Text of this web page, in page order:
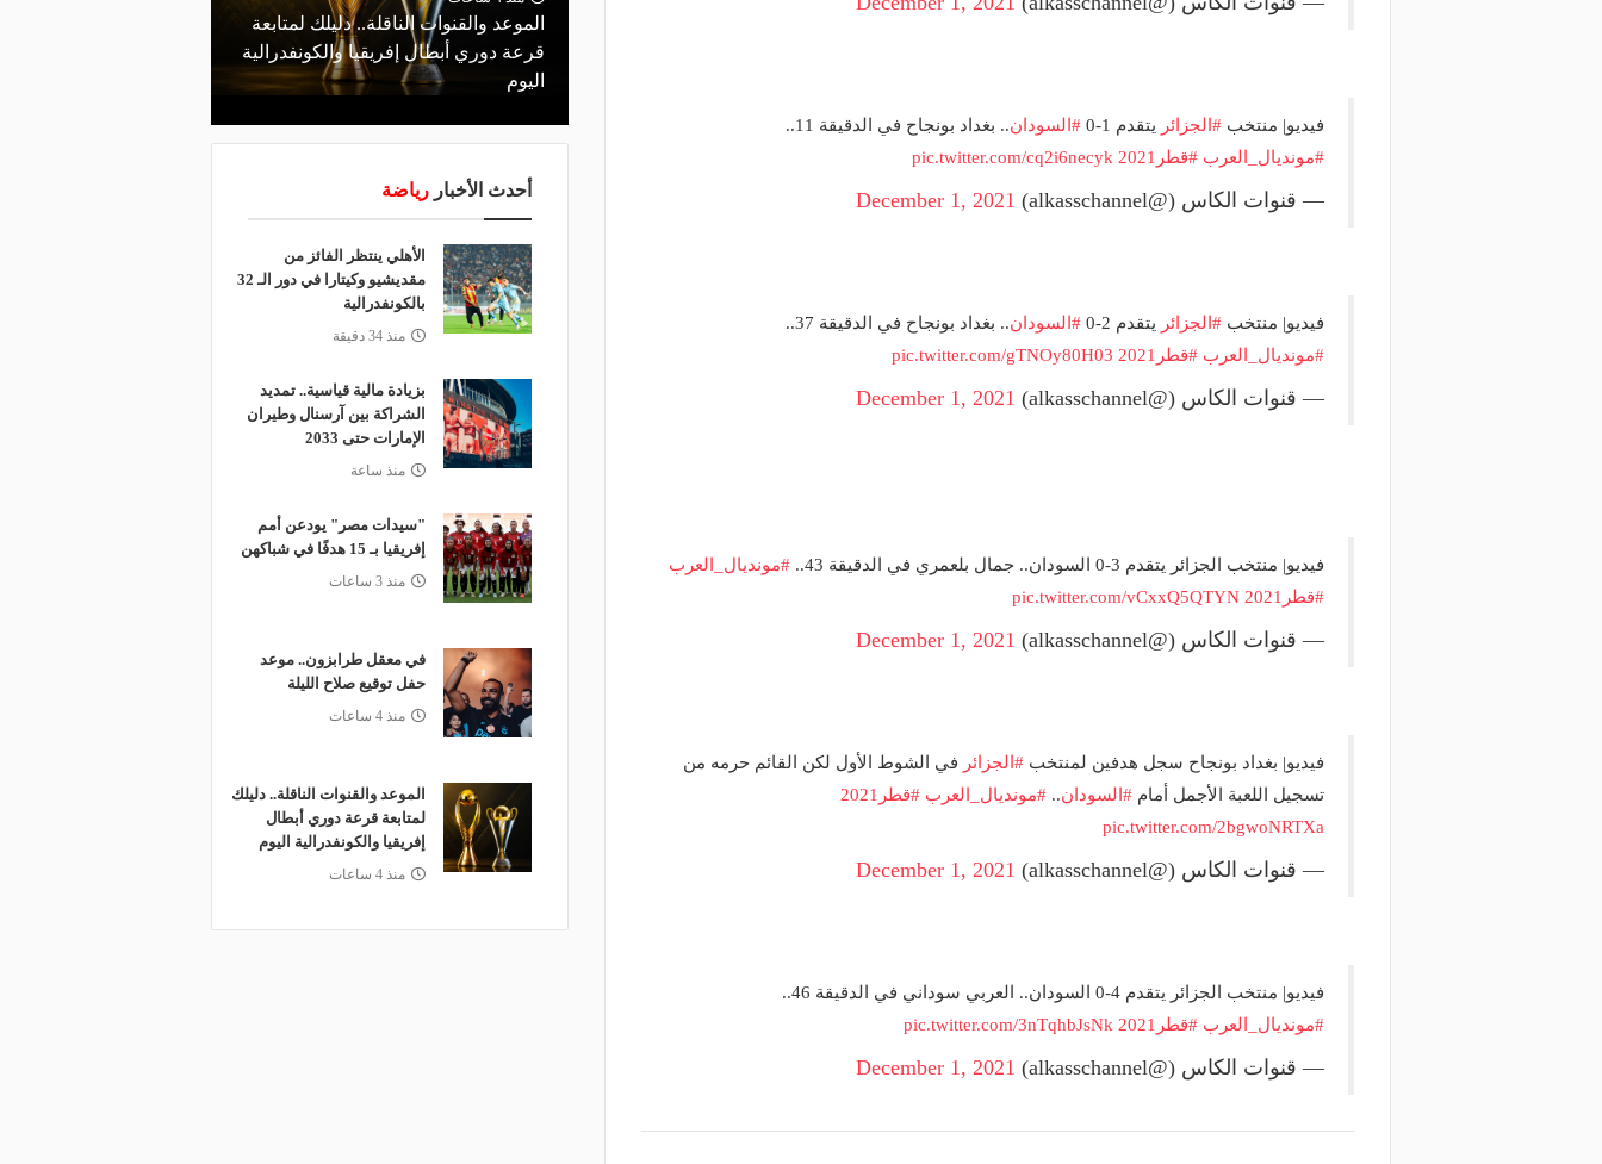
فيديو| منتخب #الجزائر يتقدم 1-0 #السودان.. بغداد بونجاح في الدقيقة 11..
#مونديال_العرب #قطر2021 pic.twitter.com/cq2i6necyk
— قنوات الكاس (@alkasschannel) December 1, 2021
فيديو| منتخب #الجزائر يتقدم 2-0 #السودان.. بغداد بونجاح في الدقيقة 37..
#مونديال_العرب #قطر2021 pic.twitter.com/gTNOy80H03
— قنوات الكاس (@alkasschannel) December 1, 2021
فيديو| منتخب الجزائر يتقدم 3-0 السودان.. جمال بلعمري في الدقيقة 43..
#مونديال_العرب
#قطر2021
pic.twitter.com/vCxxQ5QTYN
— قنوات الكاس (@alkasschannel) December 1, 2021
فيديو| بغداد بونجاح سجل هدفين لمنتخب #الجزائر في الشوط الأول لكن القائم حرمه من
تسجيل اللعبة الأجمل أمام #السودان.. #مونديال_العرب #قطر2021
pic.twitter.com/2bgwoNRTXa
— قنوات الكاس (@alkasschannel) December 1, 2021
فيديو| منتخب الجزائر يتقدم 4-0 السودان.. العربي سوداني في الدقيقة 46..
#مونديال_العرب #قطر2021 pic.twitter.com/3nTqhbJsNk
— قنوات الكاس (@alkasschannel) December 1, 2021
الموعد والقنوات الناقلة.. دليلك لمتابعة
قرعة دوري أبطال إفريقيا والكونفدرالية
اليوم
أحدث الأخبار رياضة
الأهلي ينتظر الفائز من
مقديشيو وكيتارا في دور الـ 32
بالكونفدرالية
منذ 34 دقيقة
بزيادة مالية قياسية.. تمديد
الشراكة بين آرسنال وطيران
الإمارات حتى 2033
منذ ساعة
"سيدات مصر" يودعن أمم
إفريقيا بـ 15 هدفًا في شباكهن
منذ 3 ساعات
في معقل طرابزون.. موعد
حفل توقيع صلاح الليلة
منذ 4 ساعات
الموعد والقنوات الناقلة.. دليلك
لمتابعة قرعة دوري أبطال
إفريقيا والكونفدرالية اليوم
منذ 4 ساعات